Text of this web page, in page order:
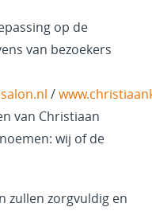
op de
van bezoekers
/
van Christiaan
wij of de
zullen zorgvuldig en